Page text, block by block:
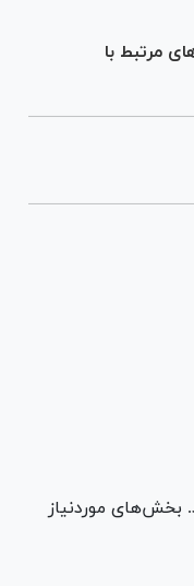
مرگ‌های مرتبط با
بخش‌های موردنیاز